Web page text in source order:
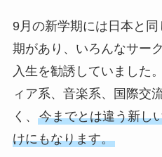
9月の新学期には日本と
期があり、いろんなサー
入生を勧誘していました
ィア系、音楽系、国際交
く、 今までとは違う新し
けにもなります。